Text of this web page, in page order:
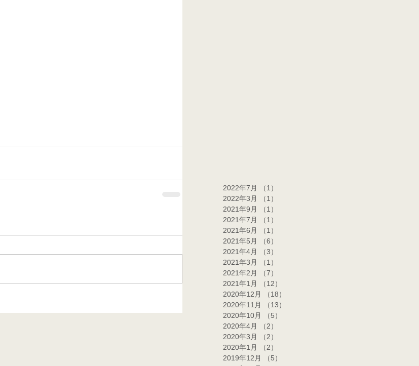
2022年7月 （1）
2022年3月
（1）
2021年9月
（1）
2021年7月
（1）
2021年6月
（1）
2021年5月
（6）
2021年4月
（3）
2021年3月
（1）
2021年2月
（7）
2021年1月
（12）
2020年12月
（18）
2020年11月
（13）
2020年10月
（5）
2020年4月
（2）
2020年3月
（2）
2020年1月
（2）
2019年12月
（5）